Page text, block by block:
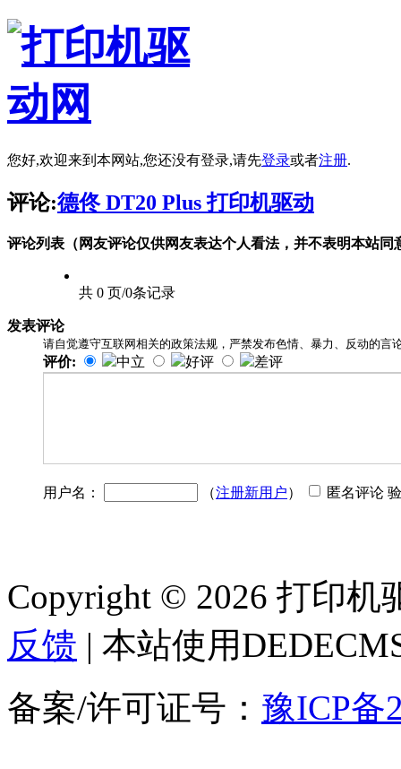
您好,欢迎来到本网站,您还没有登录,请先登录或者注册.
评论:德佟 DT20 Plus 打印机驱动
评论列表（网友评论仅供网友表达个人看法，并不表明本站同
共 0 页/0条记录
发表评论
请自觉遵守互联网相关的政策法规，严禁发布色情、暴力、反动的言
评价: 中立 好评 差评
用户名： （注册新用户） 匿名评论
Copyright © 2026 打印
反馈 | 本站使用
备案/许可证号： 豫ICP备